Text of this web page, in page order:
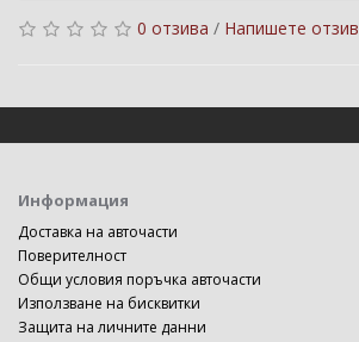
0 отзива / Напишете отзив
Информация
Доставка на авточасти
Поверителност
Общи условия поръчка авточасти
Използване на бисквитки
Защита на личните данни